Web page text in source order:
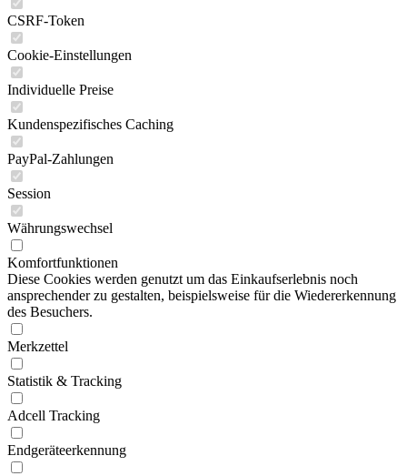
CSRF-Token
Cookie-Einstellungen
Individuelle Preise
Kundenspezifisches Caching
PayPal-Zahlungen
Session
Währungswechsel
Komfortfunktionen
Diese Cookies werden genutzt um das Einkaufserlebnis noch
ansprechender zu gestalten, beispielsweise für die Wiedererkennung
des Besuchers.
Merkzettel
Statistik & Tracking
Adcell Tracking
Endgeräteerkennung